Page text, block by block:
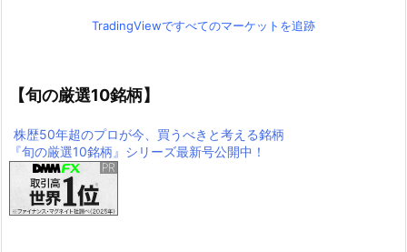
TradingViewですべてのマーケットを追跡
【旬の厳選10銘柄】
株歴50年超のプロが今、買うべきと考える銘柄
『旬の厳選10銘柄』シリーズ最新号公開中！